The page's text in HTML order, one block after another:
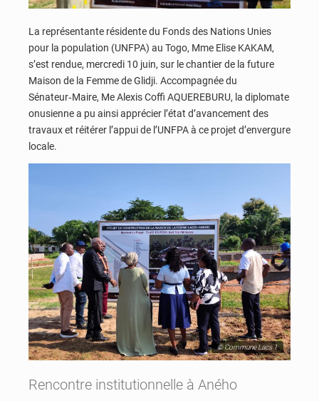
La représentante résidente du Fonds des Nations Unies
pour la population (UNFPA) au Togo, Mme Elise KAKAM,
s’est rendue, mercredi 10 juin, sur le chantier de la future
Maison de la Femme de Glidji. Accompagnée du
Sénateur‑Maire, Me Alexis Coffi AQUEREBURU, la diplomate
onusienne a pu ainsi apprécier l’état d’avancement des
travaux et réitérer l’appui de l’UNFPA à ce projet d’envergure
locale.
© Commune Lacs 1
Rencontre institutionnelle à Aného